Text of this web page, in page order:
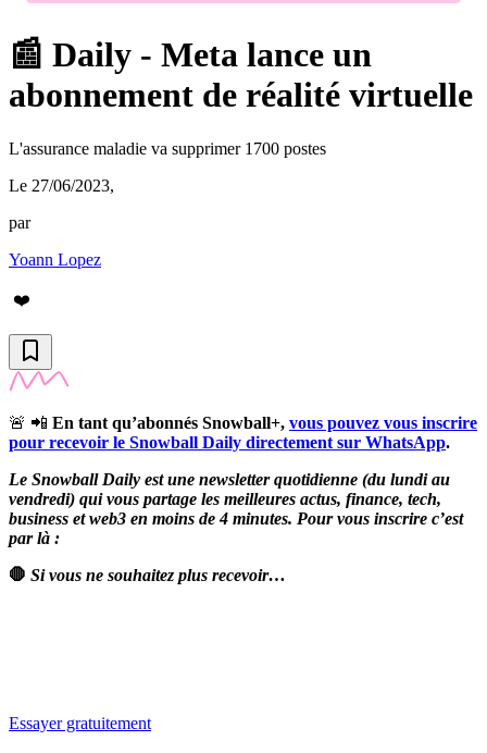
📰 Daily - Meta lance un
abonnement de réalité virtuelle
L'assurance maladie va supprimer 1700 postes
Le 27/06/2023,
par
Yoann Lopez
❤️
🚨 📲 En tant qu’abonnés Snowball+, vous pouvez vous inscrire
pour recevoir le Snowball Daily directement sur WhatsApp.
Le Snowball Daily est une newsletter quotidienne (du lundi au
vendredi) qui vous partage les meilleures actus, finance, tech,
business et web3 en moins de 4 minutes. Pour vous inscrire c’est
par là :
🛑 Si vous ne souhaitez plus recevoir…
Essayer gratuitement